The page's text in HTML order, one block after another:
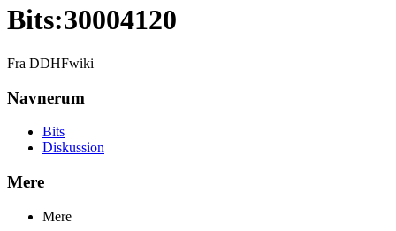
Bits:30004120
Fra DDHFwiki
Navnerum
Bits
Diskussion
Mere
Mere